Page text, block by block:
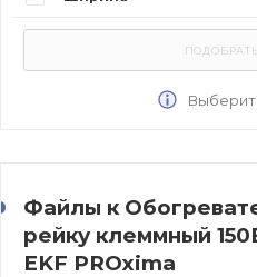
Файлы к
рейку клеммный
EKF PROxima